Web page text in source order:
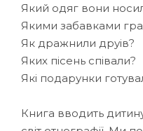
Який одяг вони
Якими забавками
Як дражнили друів?
Яких пісень співали?
Які подарунки
Книга вводить